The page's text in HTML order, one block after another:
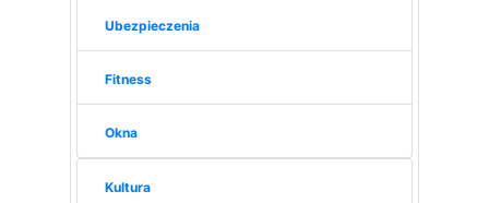
Ubezpieczenia
Fitness
Okna
Kultura